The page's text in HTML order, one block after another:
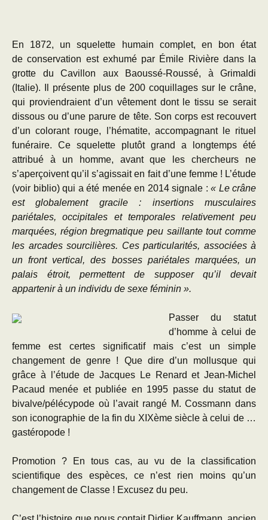
En 1872, un squelette humain complet, en bon état
de conservation est exhumé par Émile Rivière dans la
grotte du Cavillon aux Baoussé-Roussé, à Grimaldi
(Italie). Il présente plus de 200 coquillages sur le crâne,
qui proviendraient d’un vêtement dont le tissu se serait
dissous ou d’une parure de tête. Son corps est recouvert
d’un colorant rouge, l’hématite, accompagnant le rituel
funéraire. Ce squelette plutôt grand a longtemps été
attribué à un homme, avant que les chercheurs ne
s’aperçoivent qu’il s’agissait en fait d’une femme ! L’étude
(voir biblio) qui a été menée en 2014 signale : « Le crâne
est globalement gracile : insertions musculaires
pariétales, occipitales et temporales relativement peu
marquées, région bregmatique peu saillante tout comme
les arcades sourcilières. Ces particularités, associées à
un front vertical, des bosses pariétales marquées, un
palais étroit, permettent de supposer qu’il devait
appartenir à un individu de sexe féminin ».
Passer du statut
d’homme à celui de
femme est certes significatif mais c’est un simple
changement de genre ! Que dire d’un mollusque qui
grâce à l’étude de Jacques Le Renard et Jean-Michel
Pacaud menée et publiée en 1995 passe du statut de
bivalve/pélécypode où l’avait rangé M. Cossmann dans
son iconographie de la fin du XIXème siècle à celui de …
gastéropode !
Promotion ? En tous cas, au vu de la classification
scientifique des espèces, ce n’est rien moins qu’un
changement de Classe ! Excusez du peu.